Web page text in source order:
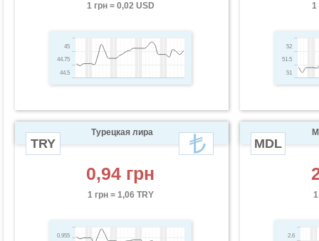
1 грн = 0,02 USD
44.5
44.75
45
1
51
51.5
52
Турецкая лира
TRY
0,94 грн
1 грн = 1,06 TRY
0.955
MDL
2.6